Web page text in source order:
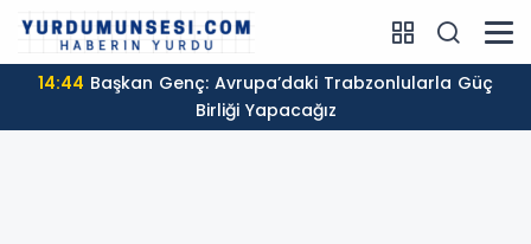
Birliği Yapacağız
14:04